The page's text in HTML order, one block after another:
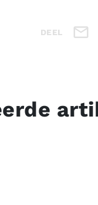
DEEL